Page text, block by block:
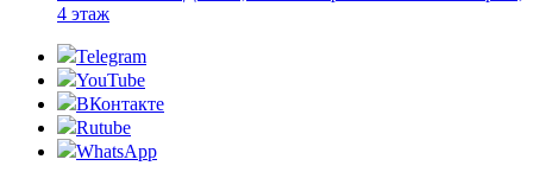
4 этаж
Telegram
YouTube
ВКонтакте
Rutube
WhatsApp